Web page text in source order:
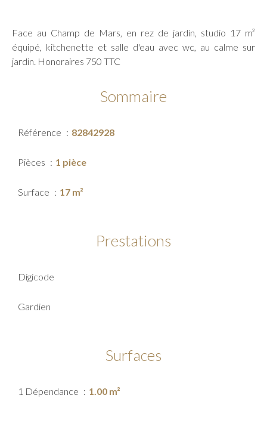
Face au Champ de Mars, en rez de jardin, studio 17 m²
équipé, kitchenette et salle d'eau avec wc, au calme sur
jardin. Honoraires 750 TTC
Sommaire
Référence 82842928
Pièces 1 pièce
Surface 17 m²
Prestations
Digicode
Gardien
Surfaces
1 Dépendance 1.00 m²